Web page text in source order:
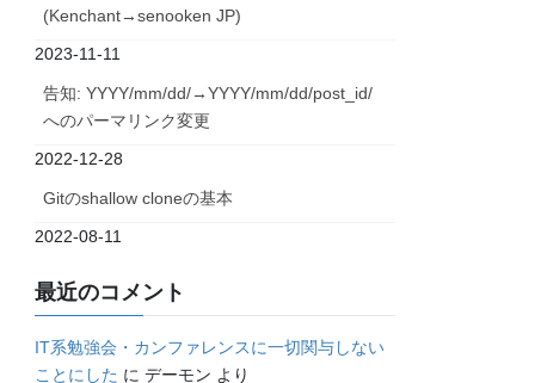
(Kenchant→senooken JP)
2023-11-11
告知: YYYY/mm/dd/→YYYY/mm/dd/post_id/
へのパーマリンク変更
2022-12-28
Gitのshallow cloneの基本
2022-08-11
最近のコメント
IT系勉強会・カンファレンスに一切関与しない
ことにした にデーモン より